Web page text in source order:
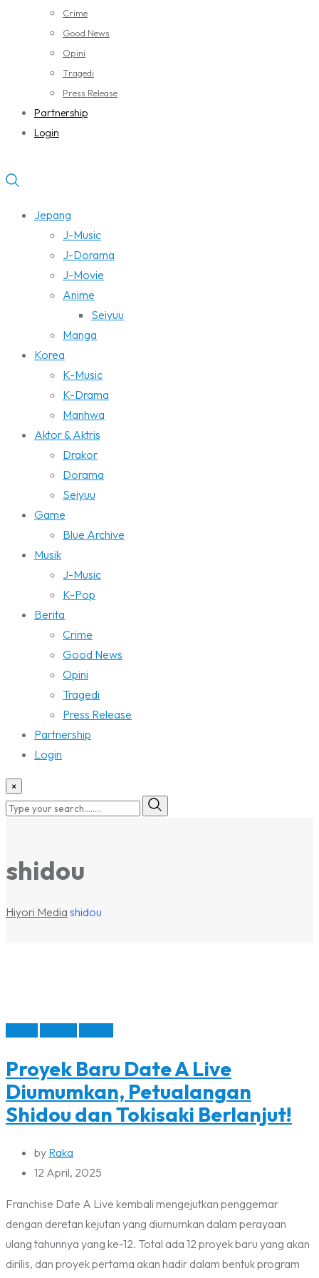
Crime
Good News
Opini
Tragedi
Press Release
Partnership
Login
Jepang
J-Music
J-Dorama
J-Movie
Anime
Seiyuu
Manga
Korea
K-Music
K-Drama
Manhwa
Aktor & Aktris
Drakor
Dorama
Seiyuu
Game
Blue Archive
Musik
J-Music
K-Pop
Berita
Crime
Good News
Opini
Tragedi
Press Release
Partnership
Login
×
shidou
Hiyori Media shidou
Proyek Baru Date A Live
Diumumkan, Petualangan
Shidou dan Tokisaki Berlanjut!
by Raka
12 April, 2025
Franchise Date A Live kembali mengejutkan penggemar
dengan deretan kejutan yang diumumkan dalam perayaan
ulang tahunnya yang ke-12. Total ada 12 proyek baru yang akan
dirilis, dan proyek pertama akan hadir dalam bentuk program